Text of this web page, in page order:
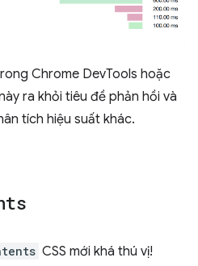
Chrome DevTools hoặc
ra khỏi tiêu đề phản hồi và
tích hiệu suất khác.
CSS mới khá thú vị!